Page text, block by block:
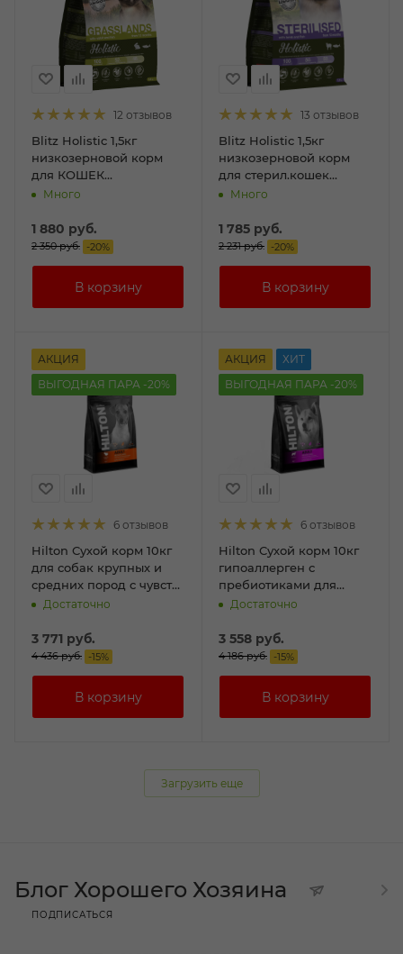
12 отзывов
Blitz Holistic 1,5кг
низкозерновой корм
для КОШЕК
Индейка,кролик, рыба
Много
1 880 руб.
2 350руб. -20%
13 отзывов
Blitz Holistic 1,5кг
низкозерновой корм
для стерил.кошек
Ягненок,Индейка и
Много
1 785 руб.
2 231руб. -20%
АКЦИЯ
ВЫГОДНАЯ ПАРА -20%
6 отзывов
Hilton Сухой корм 10кг
для собак крупных и
средних пород с чувст
пищеварением
Достаточно
3 771 руб.
4 436руб. -15%
АКЦИЯ
ХИТ
ВЫГОДНАЯ ПАРА -20%
6 отзывов
Hilton Сухой корм 10кг
гипоаллерген с
пребиотиками для
собак средних и
ягненком
Достаточно
3 558 руб.
4 186руб. -15%
Загрузить еще
Блог Хорошего Хозяина
ПОДПИСАТЬСЯ